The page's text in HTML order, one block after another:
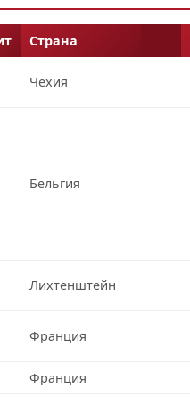
Страна
Чехия
Бельгия
Лихтенштейн
Франция
Франция